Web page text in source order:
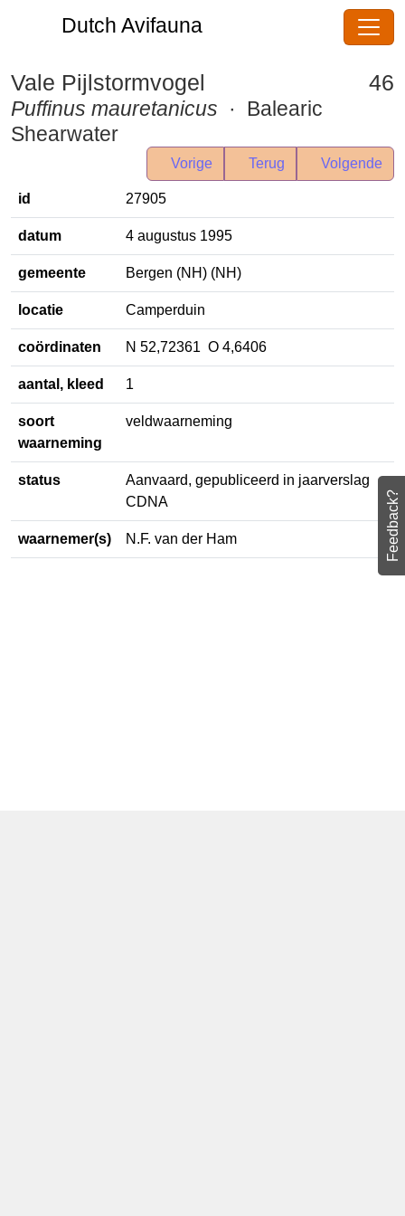
Dutch Avifauna
Vale Pijlstormvogel 46
Puffinus mauretanicus · Balearic
Shearwater
Vorige Terug
Volgende
id
27905
datum
4 augustus 1995
gemeente
Bergen (NH) (NH)
locatie
Camperduin
coördinaten
N 52,72361 O 4,6406
aantal, kleed
soort
waarneming
veldwaarneming
status
Aanvaard, gepubliceerd in
jaarverslag CDNA
waarnemer(s)
N.F. van der Ham Feedback?